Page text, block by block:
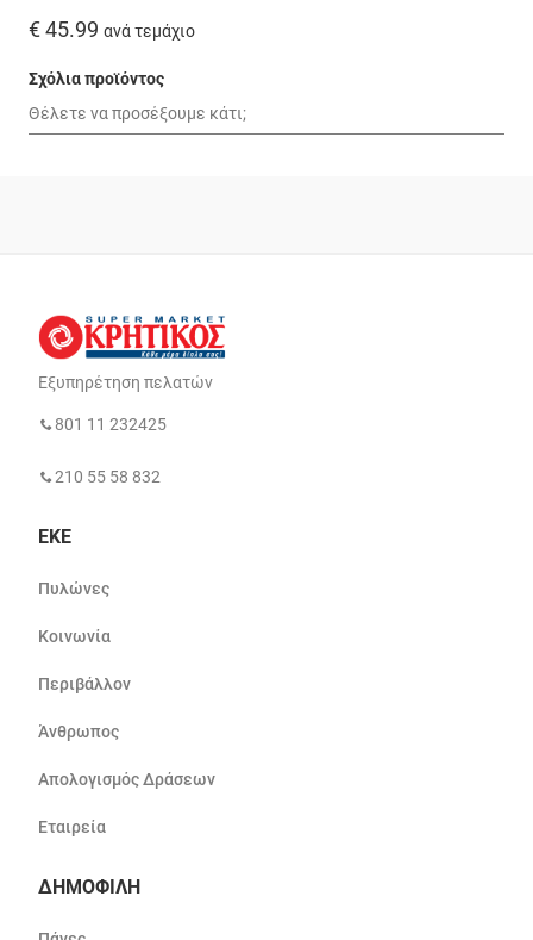
€ 45.99 ανά τεμάχιο
Σχόλια προϊόντος
Εξυπηρέτηση πελατών
801 11 232425
210 55 58 832
ΕΚΕ
Πυλώνες
Κοινωνία
Περιβάλλον
Άνθρωπος
Απολογισμός Δράσεων
Εταιρεία
ΔΗΜΟΦΙΛΗ